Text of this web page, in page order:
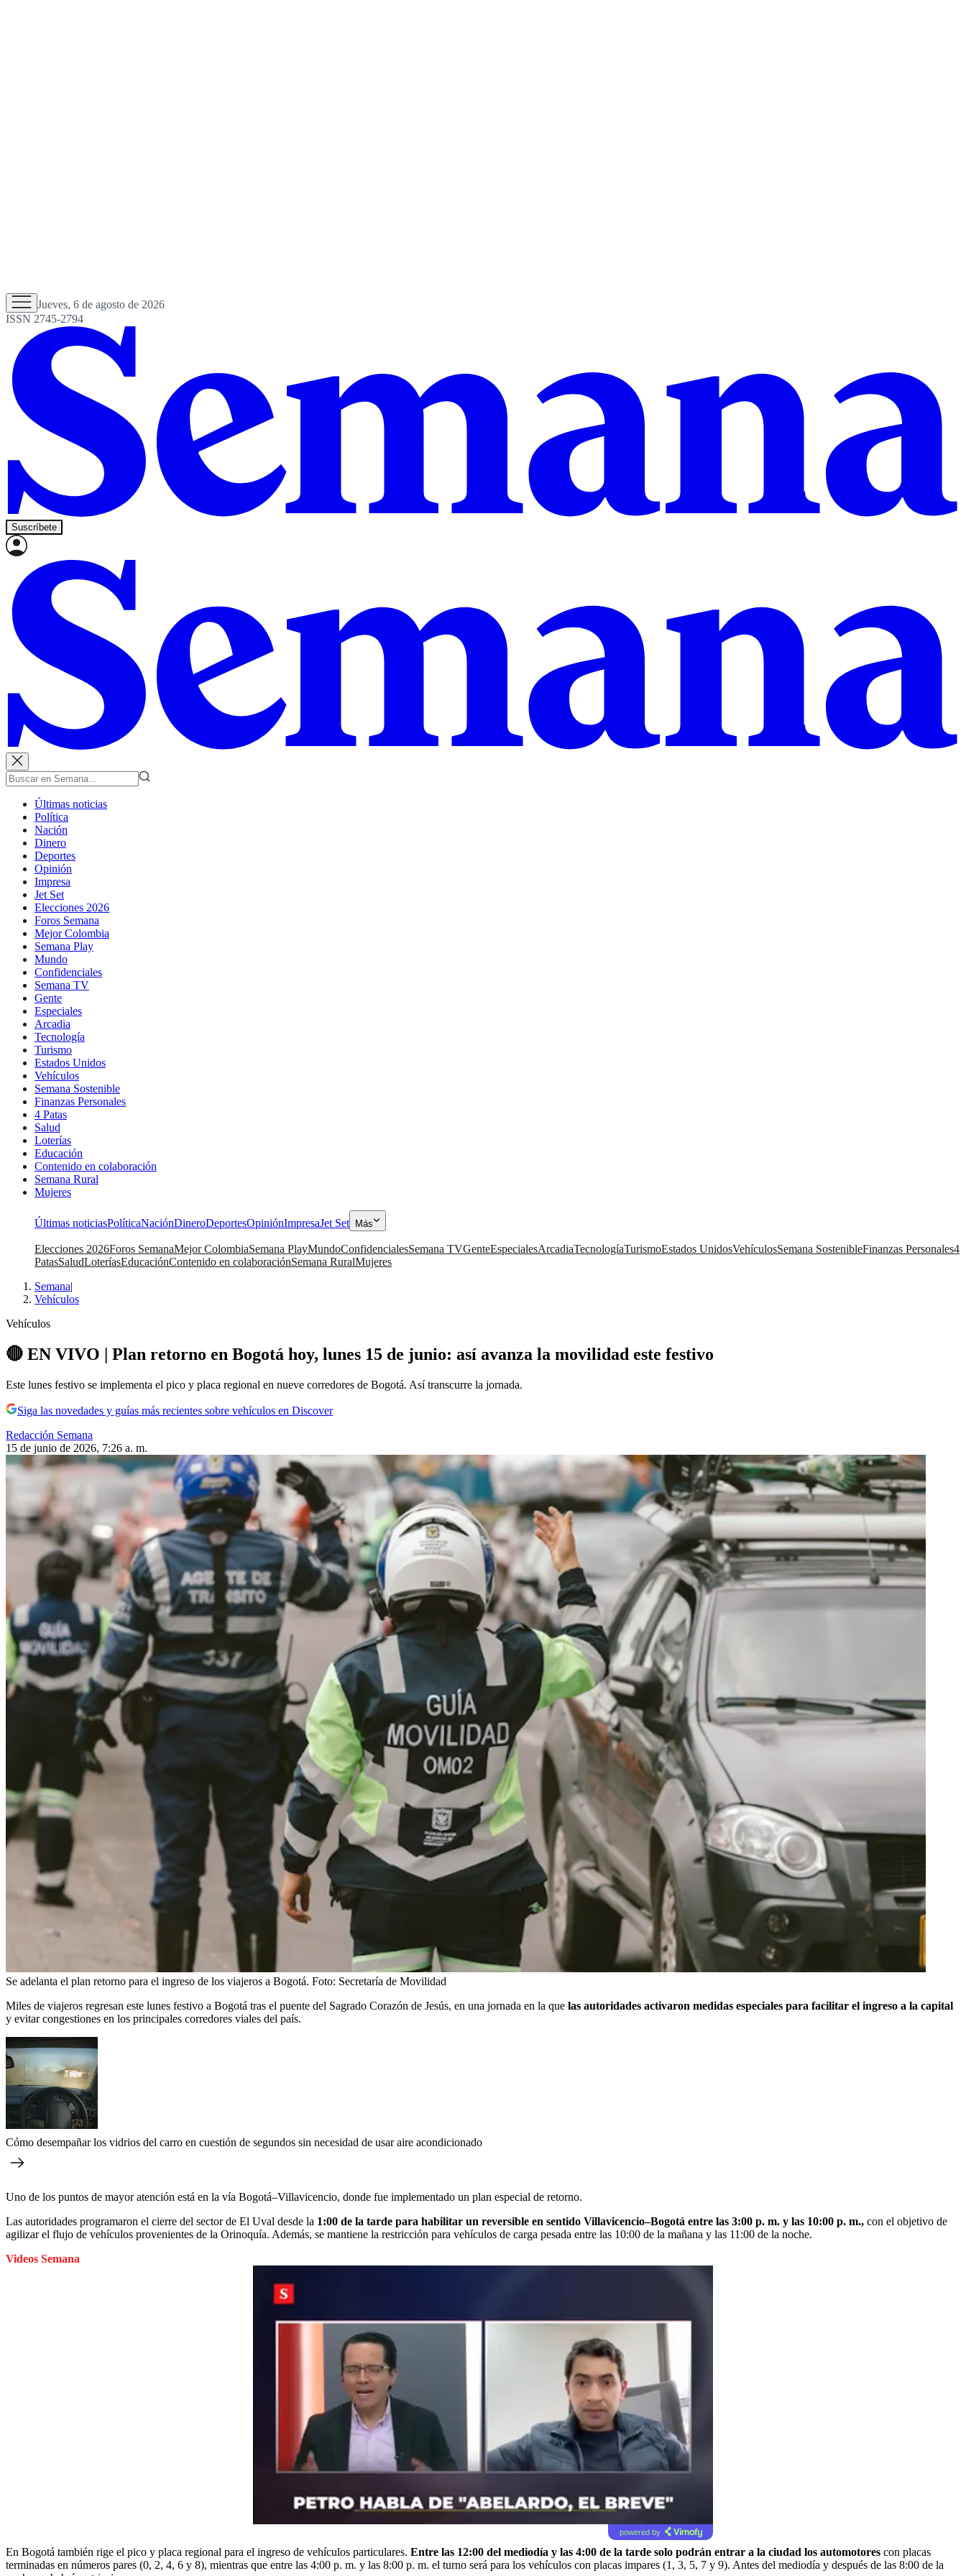
Jueves, 6 de agosto de 2026
ISSN 2745-2794
Suscríbete
Últimas noticias
Política
Nación
Dinero
Deportes
Opinión
Impresa
Jet Set
Elecciones 2026
Foros Semana
Mejor Colombia
Semana Play
Mundo
Confidenciales
Semana TV
Gente
Especiales
Arcadia
Tecnología
Turismo
Estados Unidos
Vehículos
Semana Sostenible
Finanzas Personales
4 Patas
Salud
Loterías
Educación
Contenido en colaboración
Semana Rural
Mujeres
Últimas noticiasPolíticaNaciónDineroDeportesOpiniónImpresaJet Set Más
Elecciones 2026Foros SemanaMejor ColombiaSemana PlayMundoConfidencialesSemana TVGenteEspecialesArcadiaTecnologíaTurismoEstados UnidosVehículosSemana SostenibleFinanzas Personales4
PatasSaludLoteríasEducaciónContenido en colaboraciónSemana RuralMujeres
Semana|
Vehículos
Vehículos
🔴 EN VIVO | Plan retorno en Bogotá hoy, lunes 15 de junio: así avanza la movilidad este festivo
Este lunes festivo se implementa el pico y placa regional en nueve corredores de Bogotá. Así transcurre la jornada.
Siga las novedades y guías más recientes sobre vehículos en Discover
Redacción Semana
15 de junio de 2026, 7:26 a. m.
Se adelanta el plan retorno para el ingreso de los viajeros a Bogotá. Foto: Secretaría de Movilidad
Miles de viajeros regresan este lunes festivo a Bogotá tras el puente del Sagrado Corazón de Jesús, en una jornada en la que las autoridades activaron medidas especiales para facilitar el ingreso a la capital
y evitar congestiones en los principales corredores viales del país.
Cómo desempañar los vidrios del carro en cuestión de segundos sin necesidad de usar aire acondicionado
Uno de los puntos de mayor atención está en la vía Bogotá–Villavicencio, donde fue implementado un plan especial de retorno.
Las autoridades programaron el cierre del sector de El Uval desde la 1:00 de la tarde para habilitar un reversible en sentido Villavicencio–Bogotá entre las 3:00 p. m. y las 10:00 p. m., con el objetivo de
agilizar el flujo de vehículos provenientes de la Orinoquía. Además, se mantiene la restricción para vehículos de carga pesada entre las 10:00 de la mañana y las 11:00 de la noche.
Videos Semana
powered by
En Bogotá también rige el pico y placa regional para el ingreso de vehículos particulares. Entre las 12:00 del mediodía y las 4:00 de la tarde solo podrán entrar a la ciudad los automotores con placas
terminadas en números pares (0, 2, 4, 6 y 8), mientras que entre las 4:00 p. m. y las 8:00 p. m. el turno será para los vehículos con placas impares (1, 3, 5, 7 y 9). Antes del mediodía y después de las 8:00 de la